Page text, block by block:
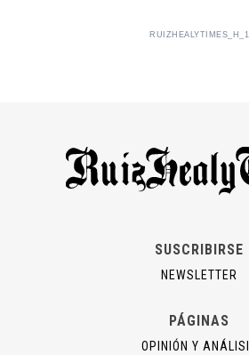
RUIZHEALYTIMES_H_1
SUSCRIBIRSE
NEWSLETTER
PÁGINAS
OPINIÓN Y